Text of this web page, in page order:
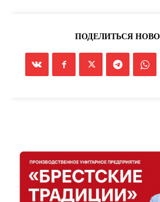
ПОДЕЛИТЬСЯ